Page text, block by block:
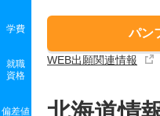
パン
WEB出願関連情報
学費
就職
資格
偏差値